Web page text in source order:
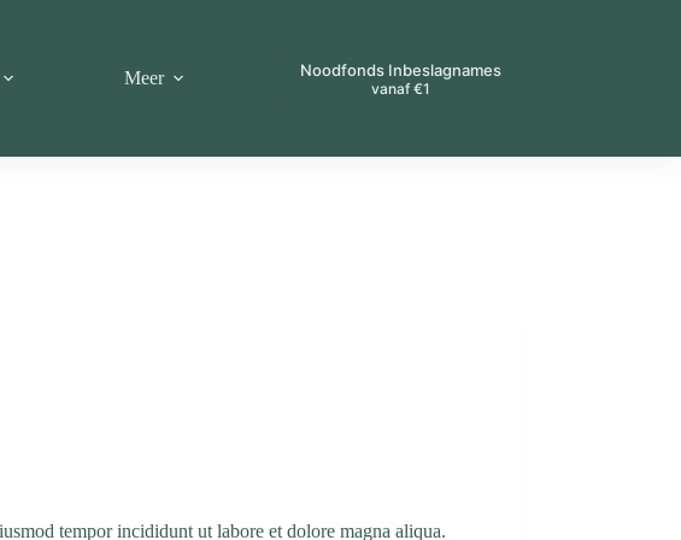
Meer Noodfonds Inbeslagnames
vanaf €1
tempor incididunt ut labore et dolore magna aliqua.